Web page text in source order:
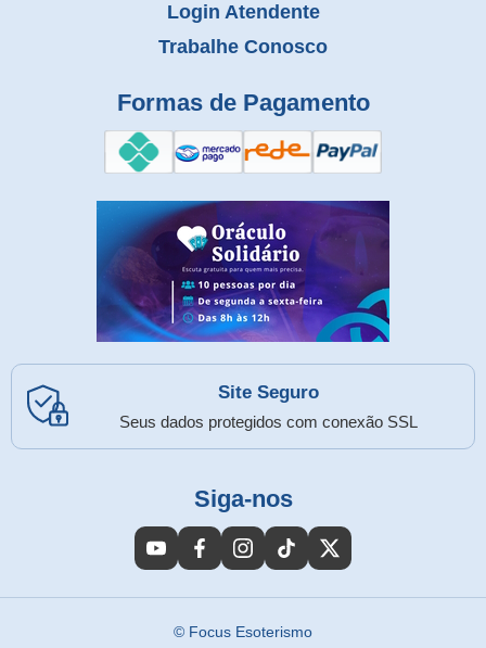
Login Atendente
Trabalhe Conosco
Formas de Pagamento
Site Seguro
Seus dados protegidos com conexão SSL
Siga-nos
© Focus Esoterismo